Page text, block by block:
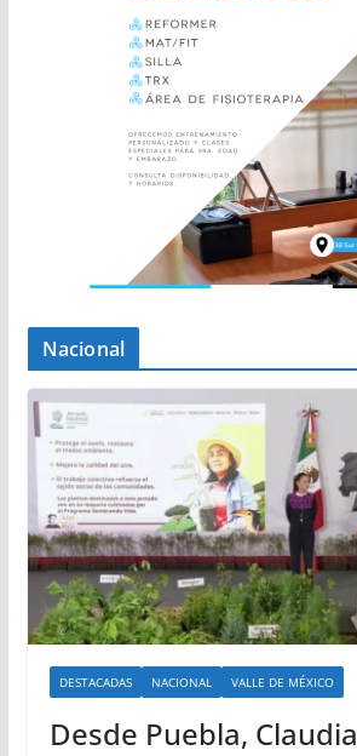
Nacional
DESTACADAS NACIONAL VALLE DE MÉXICO
Desde Puebla, Claudia